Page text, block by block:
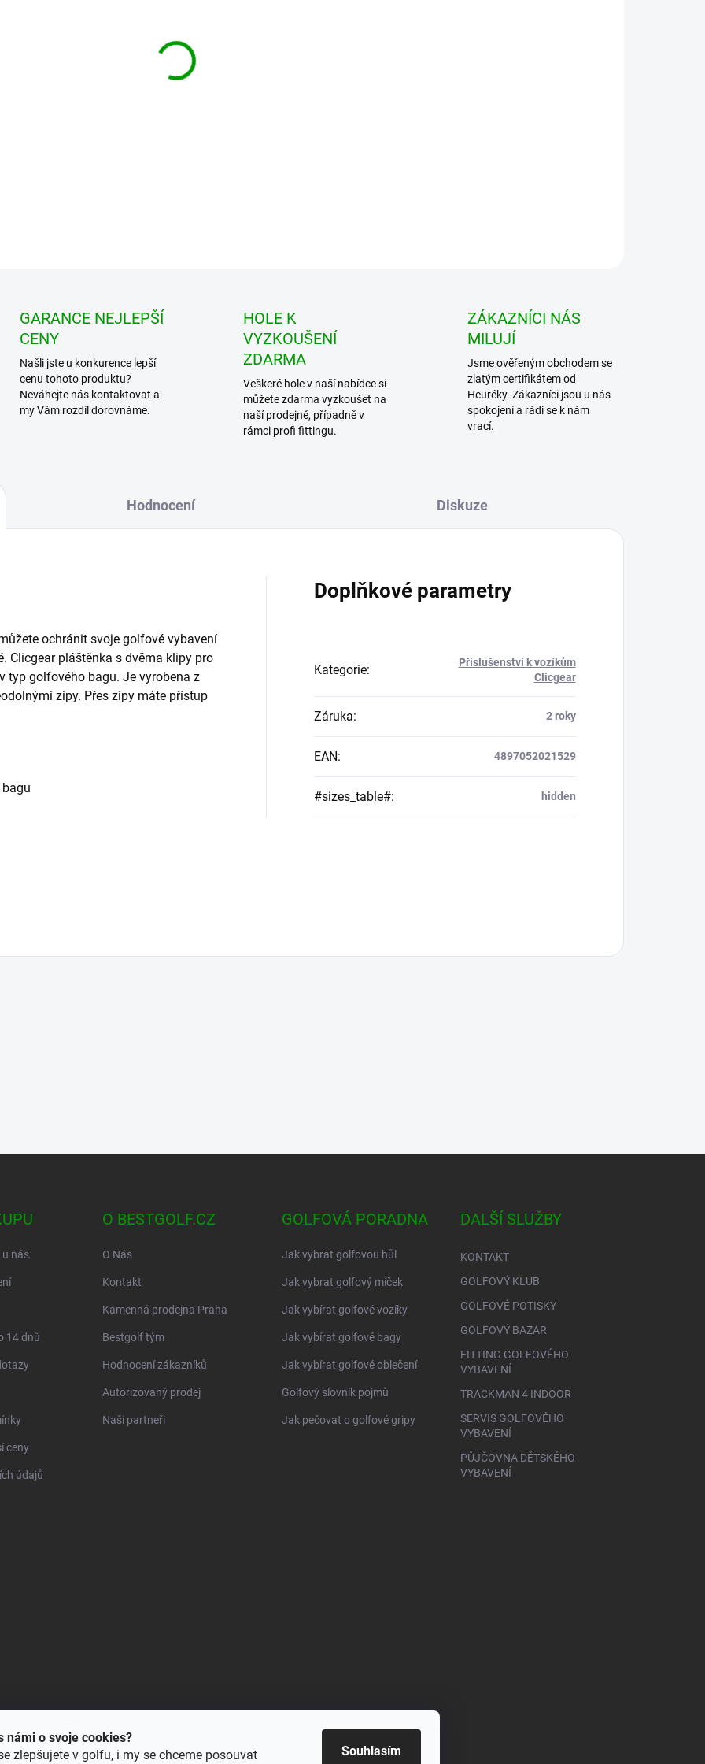
námi o svoje cookies?
zlepšujete v golfu, i my se chceme posouvat
Souhlasím
GARANCE NEJLEPŠÍ
CENY
Našli jste u konkurence lepší
cenu tohoto produktu?
Neváhejte nás kontaktovat a
my Vám rozdíl dorovnáme.
HOLE K
VYZKOUŠENÍ
ZDARMA
Veškeré hole v naší nabídce si
můžete zdarma vyzkoušet na
naší prodejně, případně v
rámci profi fittingu.
ZÁKAZNÍCI NÁS
MILUJÍ
Jsme ověřeným obchodem se
zlatým certifikátem od
Heuréky. Zákazníci jsou u nás
spokojení a rádi se k nám
vrací.
Hodnocení Diskuze
ochránit svoje golfové vybavení
Clicgear pláštěnka s dvěma klipy pro
typ golfového bagu. Je vyrobena z
zipy. Přes zipy máte přístup
Doplňkové parametry
Kategorie:
Příslušenství k vozíkům
Clicgear
Záruka: 2 roky
EAN: 4897052021529
#sizes_table#: hidden
nás
14 dnů
ceny
údajů
O BESTGOLF.CZ
O Nás
Kontakt
Kamenná prodejna Praha
Bestgolf tým
Hodnocení zákazníků
Autorizovaný prodej
Naši partneři
GOLFOVÁ PORADNA
Jak vybrat golfovou hůl
Jak vybrat golfový míček
Jak vybírat golfové vozíky
Jak vybírat golfové bagy
Jak vybírat golfové oblečení
Golfový slovník pojmů
Jak pečovat o golfové gripy
DALŠÍ SLUŽBY
KONTAKT
GOLFOVÝ KLUB
GOLFOVÉ POTISKY
GOLFOVÝ BAZAR
FITTING GOLFOVÉHO
VYBAVENÍ
TRACKMAN 4 INDOOR
SERVIS GOLFOVÉHO
VYBAVENÍ
PŮJČOVNA DĚTSKÉHO
VYBAVENÍ